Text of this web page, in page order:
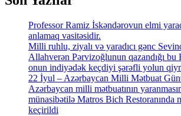
Professor Ramiz İskəndərovun elmi
anlamaq vasitəsidir.
Milli ruhlu, ziyalı və yaradıcı gənc
Allahverən Pərvizoğlunun qazandığı
onun indiyədək keçdiyi şərəfli yolun
22 İyul – Azərbaycan Milli Mətbuat
Azərbaycan milli mətbuatının
münasibətilə Matros Bich Restoranında
keçirildi